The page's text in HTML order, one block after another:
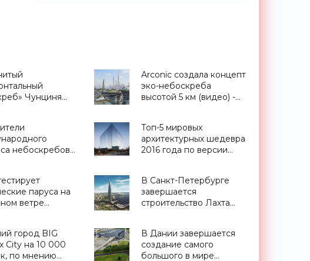
Чунциня
Arconic создала концепт
эко-небоскреба
высотой 5 км (видео) -
небоскребов
Топ-5 мировых
архитектурных шедевра
2016 года по версии
паруса на
ветре
В Санкт-Петербурге
завершается
строительство Лахта
- «Технологии»
город BIG
City на 10 000
по мнению
В Дании завершается
создание самого
большого в мире